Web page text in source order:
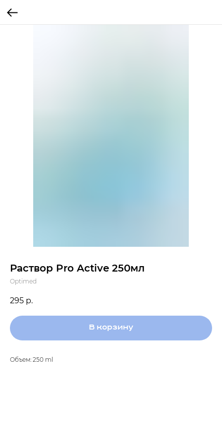
Раствор Pro Active 250мл
Optimed
295 р.
В корзину
Объем: 250 ml